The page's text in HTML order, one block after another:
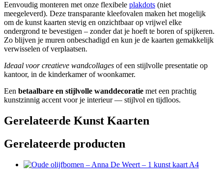
Eenvoudig monteren met onze flexibele plakdots (niet
meegeleverd). Deze transparante kleefovalen maken het mogelijk
om de kunst kaarten stevig en onzichtbaar op vrijwel elke
ondergrond te bevestigen – zonder dat je hoeft te boren of spijkeren.
Zo blijven je muren onbeschadigd en kun je de kaarten gemakkelijk
verwisselen of verplaatsen.
Ideaal voor creatieve wandcollages of een stijlvolle presentatie op
kantoor, in de kinderkamer of woonkamer.
Een betaalbare en stijlvolle wanddecoratie met een prachtig
kunstzinnig accent voor je interieur — stijlvol en tijdloos.
Gerelateerde Kunst Kaarten
Gerelateerde producten